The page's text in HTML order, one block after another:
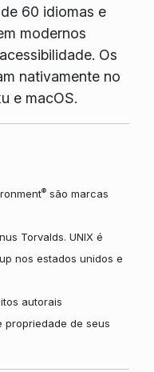
60 idiomas e
modernos
Os
nativamente no
e macOS.
®são marcas
Torvalds. UNIX é
nos estados unidos e
autorais
propriedade de seus